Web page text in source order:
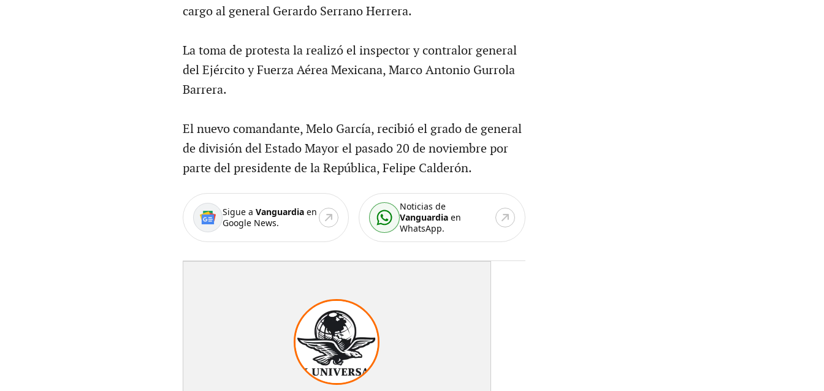
cargo al general Gerardo Serrano Herrera.
La toma de protesta la realizó el inspector y contralor general
del Ejército y Fuerza Aérea Mexicana, Marco Antonio Gurrola
Barrera.
El nuevo comandante, Melo García, recibió el grado de general
de división del Estado Mayor el pasado 20 de noviembre por
parte del presidente de la República, Felipe Calderón.
Sigue a Vanguardiaen
Google News.
Noticias de
Vanguardia en
WhatsApp.